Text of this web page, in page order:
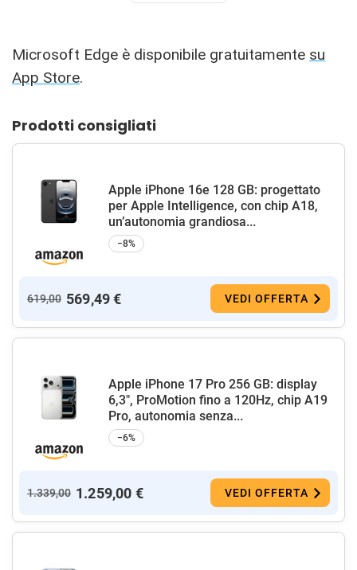
Microsoft Edge è disponibile gratuitamente su
App Store.
Prodotti consigliati
Apple iPhone 16e 128 GB: progettato
per Apple Intelligence, con chip A18,
un’autonomia grandiosa...
−8%
619,00 569,49 € VEDI OFFERTA
Apple iPhone 17 Pro 256 GB: display
6,3", ProMotion fino a 120Hz, chip A19
Pro, autonomia senza...
−6%
1.339,00 1.259,00 € VEDI OFFERTA